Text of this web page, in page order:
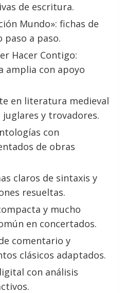
de escritura.
Mundo»: fichas de
paso a paso.
Hacer Contigo:
amplia con apoyo
en literatura medieval
y trovadores.
con
de obras
claros de sintaxis y
resueltas.
y mucho
en concertados.
comentario y
clásicos adaptados.
con análisis